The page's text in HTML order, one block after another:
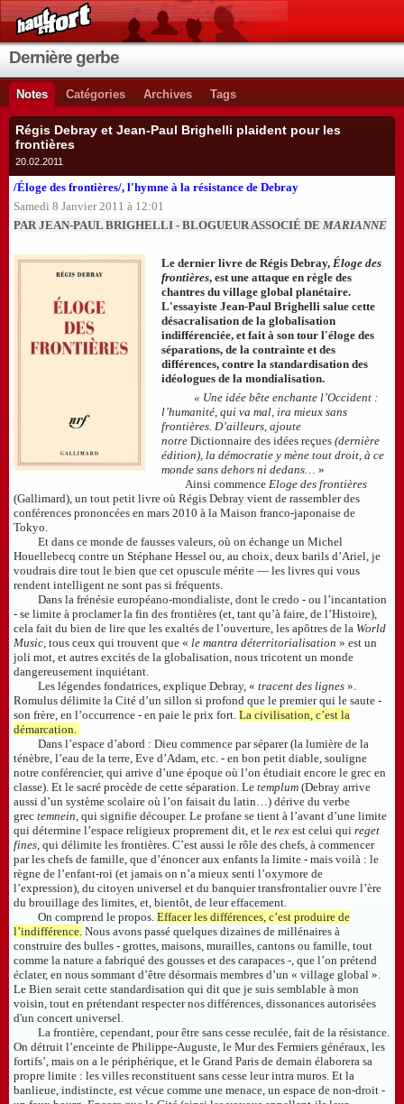
Dernière gerbe
Notes Catégories Archives Tags
Régis Debray et Jean-Paul Brighelli plaident pour les
frontières
20.02.2011
/Éloge des frontières/, l'hymne à la résistance de Debray
Samedi 8 Janvier 2011 à 12:01
PAR JEAN-PAUL BRIGHELLI - BLOGUEUR ASSOCIÉ DE MARIANNE
Le dernier livre de Régis Debray,Éloge des
frontières, est une attaque en règle des
chantres du village global planétaire.
L'essayiste Jean-Paul Brighelli salue cette
désacralisation de la globalisation
indifférenciée, et fait à son tour l'éloge des
séparations, de la contrainte et des
différences, contre la standardisation des
idéologues de la mondialisation.
« Une idée bête enchante l’Occident :
l’humanité, qui va mal, ira mieux sans
frontières. D’ailleurs, ajoute
notreDictionnaire des idées reçues (dernière
édition), la démocratie y mène tout droit, à ce
monde sans dehors ni dedans… »
Ainsi commenceEloge des frontières
(Gallimard), un tout petit livre où Régis Debray vient de rassembler des
conférences prononcées en mars 2010 à la Maison franco-japonaise de
Tokyo.
Et dans ce monde de fausses valeurs, où on échange un Michel
Houellebecq contre un Stéphane Hessel ou, au choix, deux barils d’Ariel, je
voudrais dire tout le bien que cet opuscule mérite — les livres qui vous
rendent intelligent ne sont pas si fréquents.
Dans la frénésie européano-mondialiste, dont le credo - ou l’incantation
- se limite à proclamer la fin des frontières (et, tant qu’à faire, de l’Histoire),
cela fait du bien de lire que les exaltés de l’ouverture, les apôtres de la World
Music, tous ceux qui trouvent que « le mantra déterritorialisation » est un
joli mot, et autres excités de la globalisation, nous tricotent un monde
dangereusement inquiétant.
Les légendes fondatrices, explique Debray, « tracent des lignes ».
Romulus délimite la Cité d’un sillon si profond que le premier qui le saute -
son frère, en l’occurrence - en paie le prix fort. La civilisation, c’est la
démarcation.
Dans l’espace d’abord : Dieu commence par séparer (la lumière de la
ténèbre, l’eau de la terre, Eve d’Adam, etc. - en bon petit diable, souligne
notre conférencier, qui arrive d’une époque où l’on étudiait encore le grec en
classe). Et le sacré procède de cette séparation. Le templum (Debray arrive
aussi d’un système scolaire où l’on faisait du latin…) dérive du verbe
grec temnein, qui signifie découper. Le profane se tient à l’avant d’une limite
qui détermine l’espace religieux proprement dit, et le rex est celui qui reget
fines, qui délimite les frontières. C’est aussi le rôle des chefs, à commencer
par les chefs de famille, que d’énoncer aux enfants la limite - mais voilà : le
règne de l’enfant-roi (et jamais on n’a mieux senti l’oxymore de
l’expression), du citoyen universel et du banquier transfrontalier ouvre l’ère
du brouillage des limites, et, bientôt, de leur effacement.
On comprend le propos. Effacer les différences, c’est produire de
l’indifférence. Nous avons passé quelques dizaines de millénaires à
construire des bulles - grottes, maisons, murailles, cantons ou famille, tout
comme la nature a fabriqué des gousses et des carapaces -, que l’on prétend
éclater, en nous sommant d’être désormais membres d’un « village global ».
Le Bien serait cette standardisation qui dit que je suis semblable à mon
voisin, tout en prétendant respecter nos différences, dissonances autorisées
d'un concert universel.
La frontière, cependant, pour être sans cesse reculée, fait de la résistance.
On détruit l’enceinte de Philippe-Auguste, le Mur des Fermiers généraux, les
fortifs’, mais on a le périphérique, et le Grand Paris de demain élaborera sa
propre limite : les villes reconstituent sans cesse leur intra muros. Et la
banlieue, indistincte, est vécue comme une menace, un espace de non-droit -